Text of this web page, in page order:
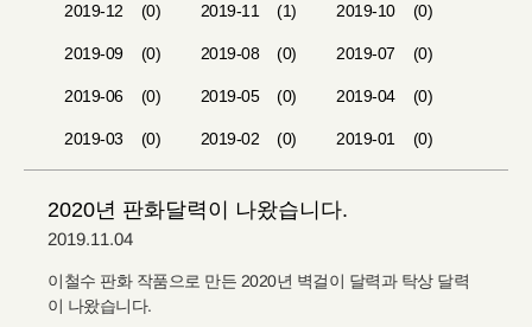
2019-12 (0) 2019-11 (1) 2019-10 (0)
2019-09 (0) 2019-08 (0) 2019-07 (0)
2019-06 (0) 2019-05 (0) 2019-04 (0)
2019-03 (0) 2019-02 (0) 2019-01 (0)
2020년 판화달력이 나왔습니다.
2019.11.04
이철수 판화 작품으로 만든 2020년 벽걸이 달력과 탁상 달력
이 나왔습니다.